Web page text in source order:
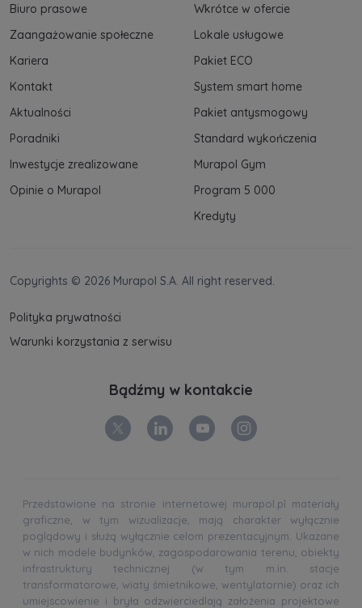
Biuro prasowe
Zaangażowanie społeczne
Kariera
Kontakt
Aktualności
Poradniki
Inwestycje zrealizowane
Opinie o Murapol
Wkrótce w ofercie
Lokale usługowe
Pakiet ECO
System smart home
Pakiet antysmogowy
Standard wykończenia
Murapol Gym
Program 5 000
Kredyty
Copyrights © 2026 Murapol S.A. All right reserved.
Polityka prywatności
Warunki korzystania z serwisu
Bądźmy w kontakcie
Przedstawione na stronie internetowej murapol.pl materiały
graficzne, w tym wizualizacje, mają charakter wyłącznie
poglądowy i służą wyłącznie celom prezentacyjnym. Ukazane
w nich modele budynków, zagospodarowania terenu, obiekty
infrastruktury technicznej (w tym m.in. stacje
transformatorowe, wiaty śmietnikowe, wentylatornie) oraz ich
umiejscowienie i bryła odzwierciedlają założenia projektowe